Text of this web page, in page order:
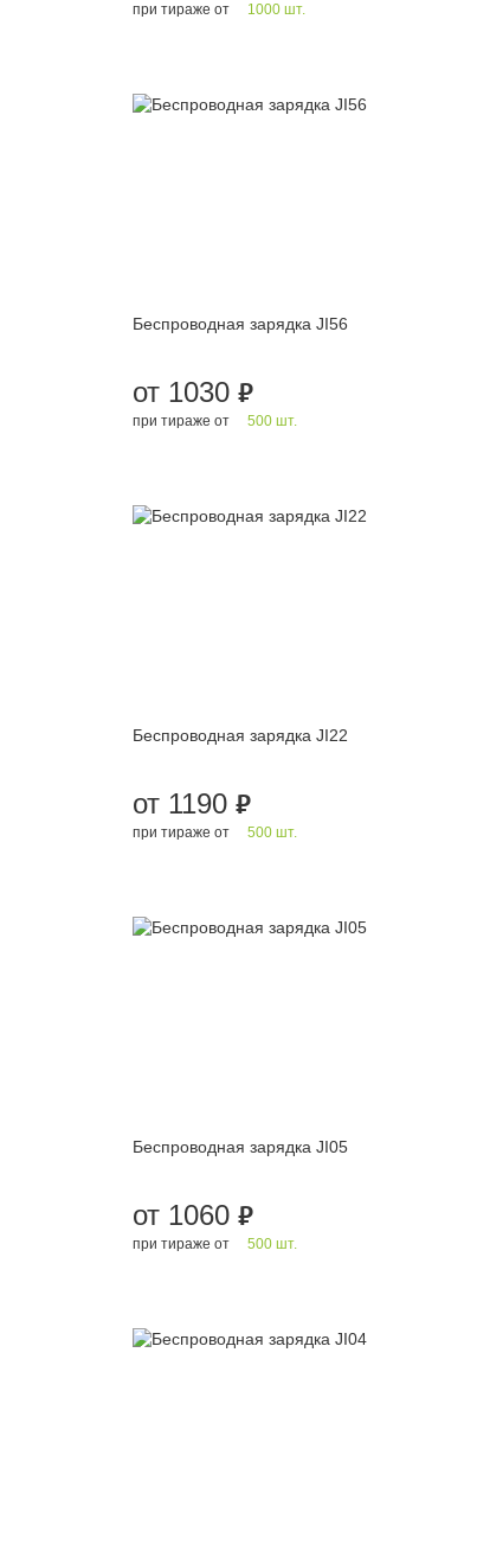
при тираже от 1000 шт.
Беспроводная зарядка JI56
от 1030 руб.
при тираже от 500 шт.
Беспроводная зарядка JI22
от 1190 руб.
при тираже от 500 шт.
Беспроводная зарядка JI05
от 1060 руб.
при тираже от 500 шт.